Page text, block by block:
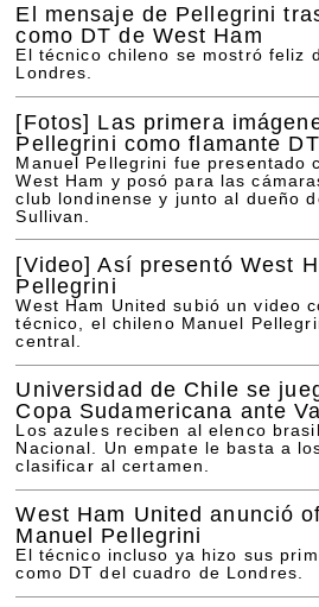
El mensaje de Pellegrini
como DT de West Ham
El técnico chileno se mostró feliz
Londres.
[Fotos] Las primera
Pellegrini como flamante
Manuel Pellegrini fue presentado
West Ham y posó para las
club londinense y junto al dueño
Sullivan.
[Video] Así presentó West
Pellegrini
West Ham United subió un video
técnico, el chileno Manuel
central.
Universidad de Chile se
Copa Sudamericana ante
Los azules reciben al elenco
Nacional. Un empate le basta a
clasificar al certamen.
West Ham United anunció
Manuel Pellegrini
El técnico incluso ya hizo sus
como DT del cuadro de Londres.